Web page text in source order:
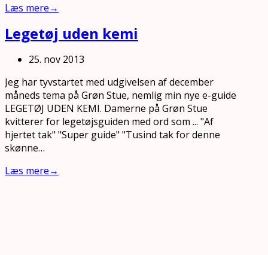
Læs mere→
Legetøj uden kemi
25. nov 2013
Jeg har tyvstartet med udgivelsen af december
måneds tema på Grøn Stue, nemlig min nye e-guide
LEGETØJ UDEN KEMI. Damerne på Grøn Stue
kvitterer for legetøjsguiden med ord som ... "Af
hjertet tak" "Super guide" "Tusind tak for denne
skønne…
Læs mere→